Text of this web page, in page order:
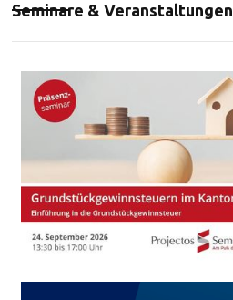
Seminare & Veranstaltungen